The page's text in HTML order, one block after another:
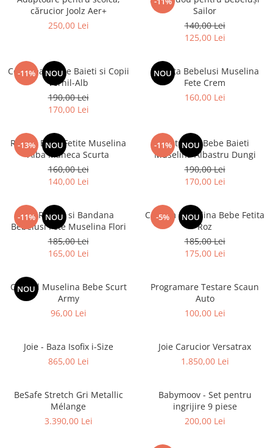
cărucior Joolz Aer+
250,00 Lei
Sailor
140,00 Lei
125,00 Lei
-11% NOU
Costumas Bebe Baieti si Copii
Vernil-Alb
190,00 Lei
170,00 Lei
NOU
Rochita Bebelusi Muselina
Fete Crem
160,00 Lei
-13% NOU
Rochie Bebe Fetite Muselina
Alba Maneca Scurta
160,00 Lei
140,00 Lei
-11% NOU
Costumas Bebe Baieti
Muselina Albastru Dungi
190,00 Lei
170,00 Lei
-11% NOU
Set Rochie si Bandana
Bebelusi Fete Muselina Flori
185,00 Lei
165,00 Lei
-5% NOU
Costum Muselina Bebe Fetita
Roz
185,00 Lei
175,00 Lei
NOU
Overall Muselina Bebe Scurt
Army
96,00 Lei
Programare Testare Scaun
Auto
100,00 Lei
Joie - Baza Isofix i-Size
865,00 Lei
Joie Carucior Versatrax
1.850,00 Lei
BeSafe Stretch Gri Metallic
Mélange
3.390,00 Lei
Babymoov - Set pentru
ingrijire 9 piese
200,00 Lei